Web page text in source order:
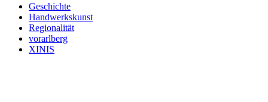
Geschichte
Handwerkskunst
Regionalität
vorarlberg
XINIS